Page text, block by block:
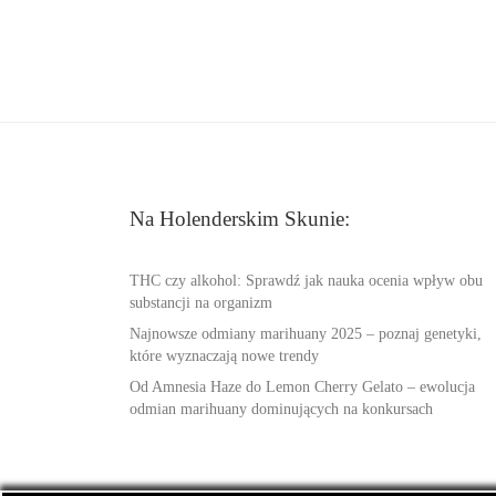
Na Holenderskim Skunie:
THC czy alkohol: Sprawdź jak nauka ocenia wpływ obu
substancji na organizm
Najnowsze odmiany marihuany 2025 – poznaj genetyki,
które wyznaczają nowe trendy
Od Amnesia Haze do Lemon Cherry Gelato – ewolucja
odmian marihuany dominujących na konkursach